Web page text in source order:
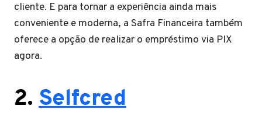
cliente. E para tornar a experiência ainda mais
conveniente e moderna, a Safra Financeira também
oferece a opção de realizar o empréstimo via PIX
agora.
2. Selfcred